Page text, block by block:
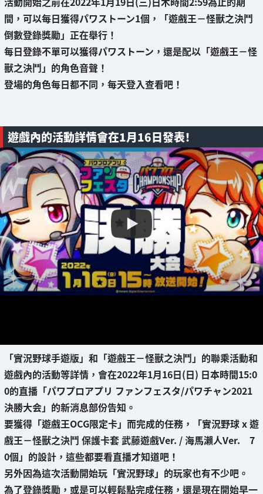
間，可以每日獲得パワストーン1個 ，「遊戲王－怪獸之決鬥
倒數登錄獎勵」正在舉行！
每日登錄不單可以獲得パワストーン，還是配以「遊戲王－怪
獸之決鬥」的角色音聲 ！
登場的角色每日都不同，每天登入查看吧！
遊戲內的活動詳情會在1月16日發表！
「實況野球手遊版」和「遊戲王－怪獸之決鬥」的聯乘活動和
遊戲內的活動等詳情，會在2022年1月16日(日) 日本時間15:0
0的直播「パワプロアプリ ファンフェスタ/パワチャン2021
決勝大会」的新消息部份告知。
要獲得「遊戲王OCG限定卡」而完成的任務，「實況野球 x 遊
戲王－怪獸之決鬥 保護卡套 武藤遊戲Ver. / 海馬瀨人Ver. 7
0個」的設計，這些都要看直播才知道吧！
另外因為這次活動開始玩「實況野球」的玩家也有不少吧。
為了登錄獎勵，或是可以輕鬆點完成任務，還是現在開始早一